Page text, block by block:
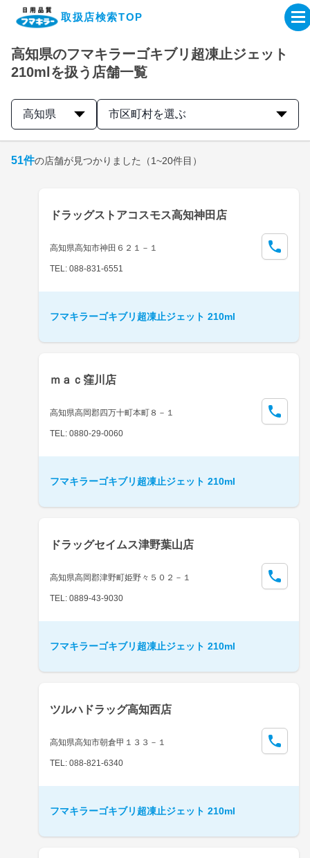
取扱店検索TOP
企業・IR情報サイト
製品情報サイト
取扱店検索はこちら
高知県のフマキラーゴキブリ超凍止ジェット
210mlを扱う店舗一覧
高知県 市区町村を選ぶ
51件の店舗が見つかりました （1~20件目）
ドラッグストアコスモス高知神田店
高知県高知市神田６２１－１
TEL: 088-831-6551
フマキラーゴキブリ超凍止ジェット 210ml
ｍａｃ窪川店
高知県高岡郡四万十町本町８－１
TEL: 0880-29-0060
フマキラーゴキブリ超凍止ジェット 210ml
ドラッグセイムス津野葉山店
高知県高岡郡津野町姫野々５０２－１
TEL: 0889-43-9030
フマキラーゴキブリ超凍止ジェット 210ml
ツルハドラッグ高知西店
高知県高知市朝倉甲１３３－１
TEL: 088-821-6340
フマキラーゴキブリ超凍止ジェット 210ml